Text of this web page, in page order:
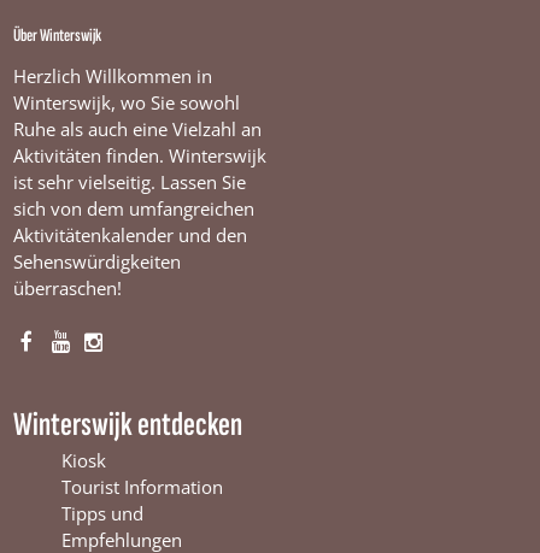
Über Winterswijk
Herzlich Willkommen in
Winterswijk, wo Sie sowohl
Ruhe als auch eine Vielzahl an
Aktivitäten finden. Winterswijk
ist sehr vielseitig. Lassen Sie
sich von dem umfangreichen
Aktivitätenkalender und den
Sehenswürdigkeiten
überraschen!
F
e
Y
T
u
b
e
W
I
t
a
g
r
a
Winterswijk entdecken
Kiosk
Tourist Information
Tipps und
Empfehlungen